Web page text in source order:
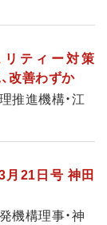
ティー対策
改善わずか
推進機構・江
月21日号 神田
機構理事・神